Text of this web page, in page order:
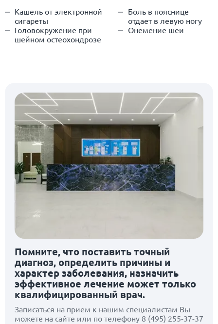
Кашель от электронной
сигареты
Головокружение при
шейном остеохондрозе
Боль в пояснице
отдает в левую ногу
Онемение шеи
Помните, что поставить точный
диагноз, определить причины и
характер заболевания, назначить
эффективное лечение может только
квалифицированный врач.
Записаться на прием к нашим специалистам Вы
можете на сайте или по телефону 8 (495) 255-37-37